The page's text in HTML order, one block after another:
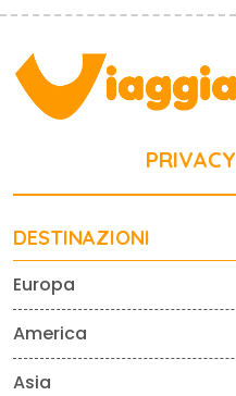
PRIVACY
DESTINAZIONI
Europa
America
Asia